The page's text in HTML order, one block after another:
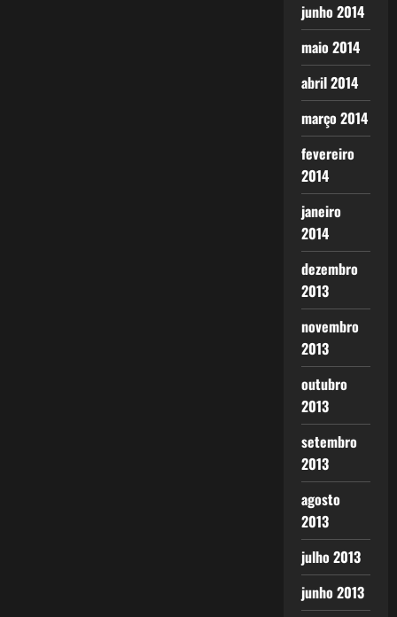
junho 2014
maio 2014
abril 2014
março 2014
fevereiro
2014
janeiro
2014
dezembro
2013
novembro
2013
outubro
2013
setembro
2013
agosto
2013
julho 2013
junho 2013